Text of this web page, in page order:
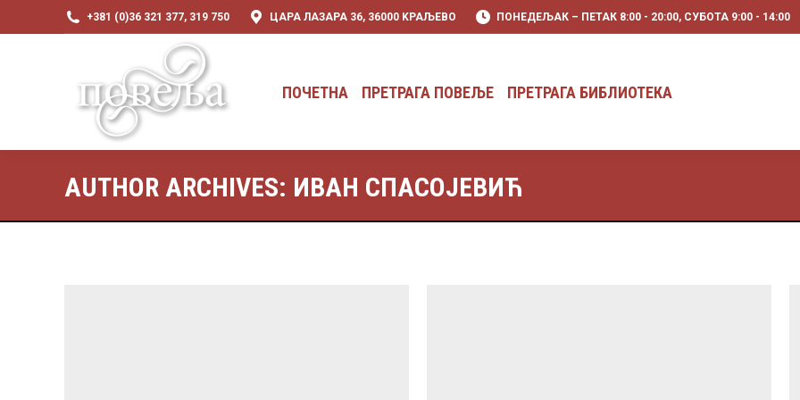
+381 (0)36 321 377, 319 750 ЦАРА ЛАЗАРА 36, 36000 KРАЉЕВО ПОНЕДЕЉАК – ПЕТАК 8:00 - 20:00, СУБОТА 9:00 - 14:00
ПОЧЕТНА ПРЕТРАГА ПОВЕЉЕ ПРЕТРАГА БИБЛИОТЕКА
AUTHOR ARCHIVES: ИВАН СПАСОЈЕВИЋ